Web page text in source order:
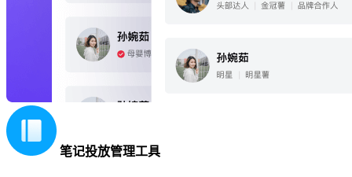
笔记投放管理工具